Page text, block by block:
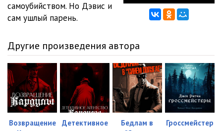
самоубийством. Но Дэвис и
сам ушлый парень.
Другие произведения автора
Возвращение
Детективное
Бедлам в
Гроссмейстер